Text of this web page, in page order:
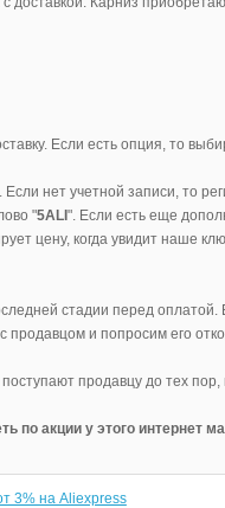
Если есть опция, то
нет учетной записи, то
"5ALI ". Если есть еще
цену, когда увидит наше
стадии перед
и попросим его
продавцу до тех пор,
акции у этого интернет
3% на Aliexpress